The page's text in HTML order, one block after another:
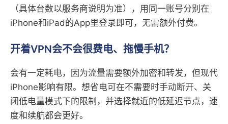
（具体台数以服务商说明为准），用同一账号分别在
iPhone和iPad的App里登录即可，无需额外付费。
开着VPN会不会很费电、拖慢手机？
会有一定耗电，因为流量需要额外加密和转发，但现代
iPhone影响有限。想省电可在不需要时手动断开、关
闭低电量模式下的限制，并选择就近的低延迟节点，速
度和续航都会更好。